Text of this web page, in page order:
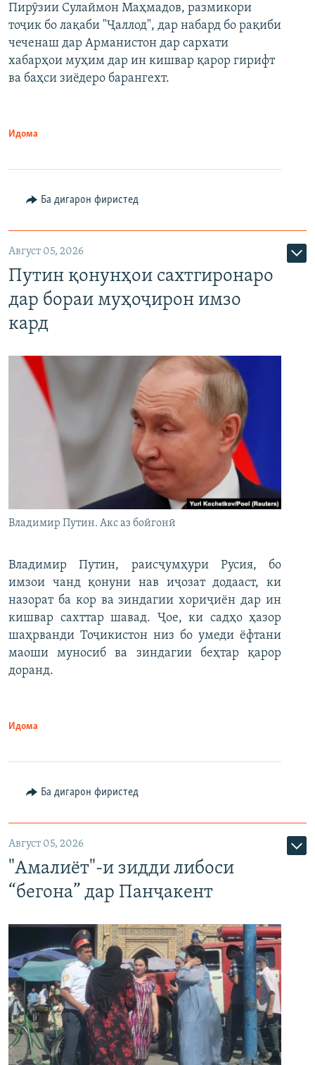
Auto 240p 360p 480p
720p 1080p
360p
480p
Пирӯзии Сулаймон Маҳмадов, размикори
тоҷик бо лақаби "Ҷаллод", дар набард бо рақиби
чеченаш дар Арманистон дар сархати
хабарҳои муҳим дар ин кишвар қарор гирифт
ва баҳси зиёдеро барангехт.
Идома
Ба дигарон фиристед
Август 05, 2026
Путин қонунҳои сахтгиронаро
дар бораи муҳоҷирон имзо
кард
Владимир Путин. Акс аз бойгонӣ
Владимир Путин, раисҷумҳури Русия, бо
имзои чанд қонуни нав иҷозат додааст, ки
назорат ба кор ва зиндагии хориҷиён дар ин
кишвар сахттар шавад. Ҷое, ки садҳо ҳазор
шаҳрванди Тоҷикистон низ бо умеди ёфтани
маоши муносиб ва зиндагии беҳтар қарор
доранд.
Идома
Ба дигарон фиристед
Август 05, 2026
"Амалиёт"-и зидди либоси
“бегона” дар Панҷакент